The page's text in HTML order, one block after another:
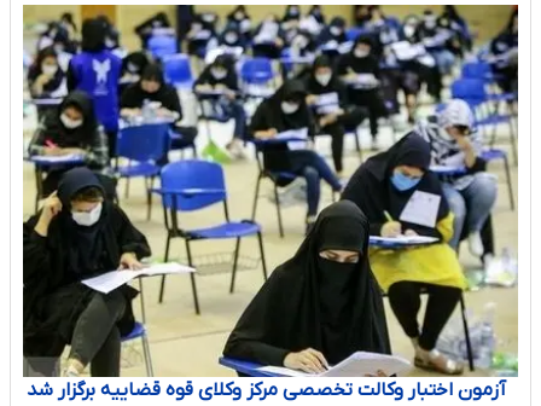
آزمون اختبار وکالت تخصصی مرکز وکلای قوه قضاییه برگزار شد